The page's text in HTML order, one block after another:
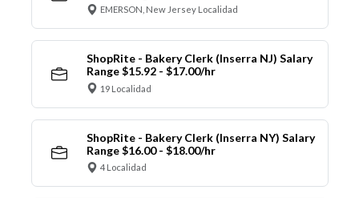
EMERSON, New Jersey Localidad
ShopRite - Bakery Clerk (Inserra NJ) Salary
Range $15.92 - $17.00/hr
19 Localidad
ShopRite - Bakery Clerk (Inserra NY) Salary
Range $16.00 - $18.00/hr
4 Localidad